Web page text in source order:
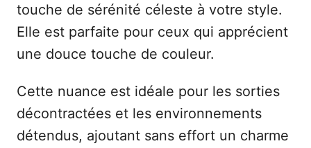
touche de sérénité céleste à votre style.
Elle est parfaite pour ceux qui apprécient
une douce touche de couleur.
Cette nuance est idéale pour les sorties
décontractées et les environnements
détendus, ajoutant sans effort un charme